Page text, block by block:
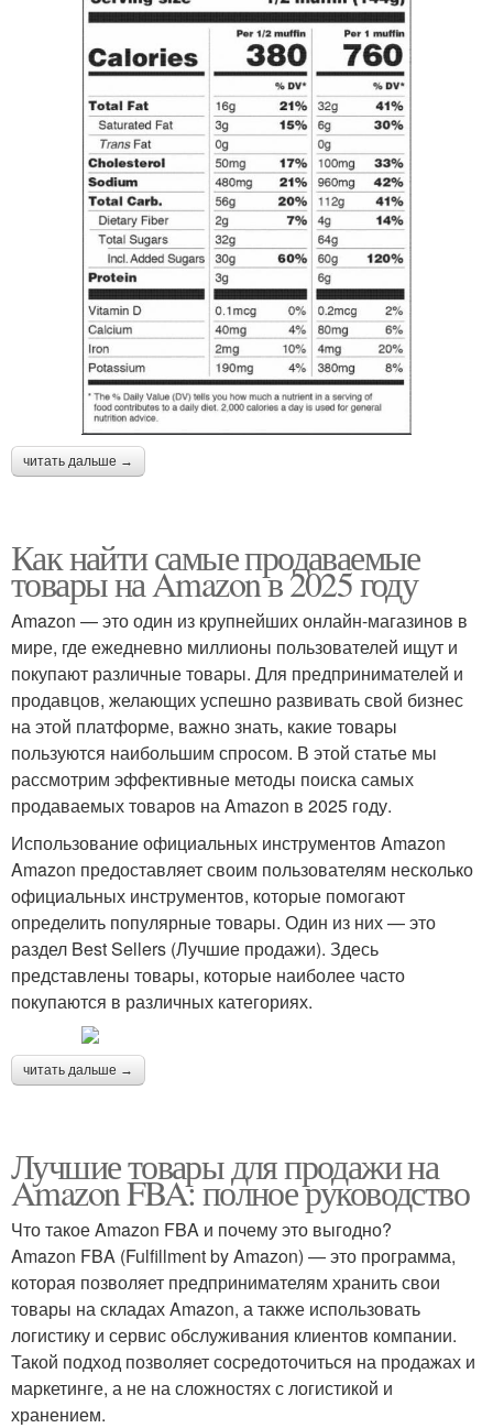
читать дальше →
Как найти самые продаваемые
товары на Amazon в 2025 году
Amazon — это один из крупнейших онлайн-магазинов в
мире, где ежедневно миллионы пользователей ищут и
покупают различные товары. Для предпринимателей и
продавцов, желающих успешно развивать свой бизнес
на этой платформе, важно знать, какие товары
пользуются наибольшим спросом. В этой статье мы
рассмотрим эффективные методы поиска самых
продаваемых товаров на Amazon в 2025 году.
Использование официальных инструментов Amazon
Amazon предоставляет своим пользователям несколько
официальных инструментов, которые помогают
определить популярные товары. Один из них — это
раздел Best Sellers (Лучшие продажи). Здесь
представлены товары, которые наиболее часто
покупаются в различных категориях.
читать дальше →
Лучшие товары для продажи на
Amazon FBA: полное руководство
Что такое Amazon FBA и почему это выгодно?
Amazon FBA (Fulfillment by Amazon) — это программа,
которая позволяет предпринимателям хранить свои
товары на складах Amazon, а также использовать
логистику и сервис обслуживания клиентов компании.
Такой подход позволяет сосредоточиться на продажах и
маркетинге, а не на сложностях с логистикой и
хранением.